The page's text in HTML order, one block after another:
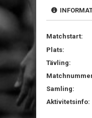
Matchstart:
Plats:
Tävling:
Samling:
Aktivitetsinfo: